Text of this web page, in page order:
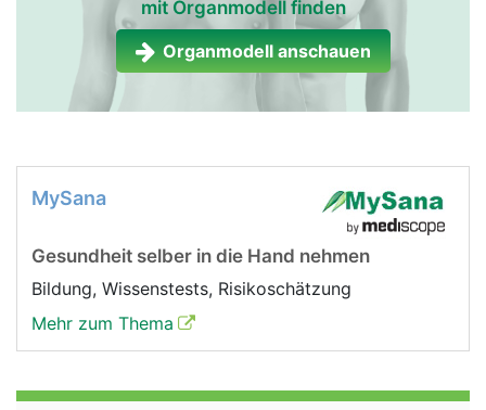
mit Organmodell finden
Organmodell anschauen
MySana
Gesundheit selber in die Hand nehmen
Bildung, Wissenstests, Risikoschätzung
Mehr zum Thema